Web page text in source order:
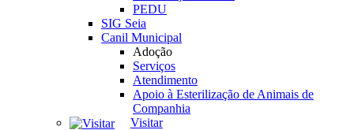
PEDU
SIG Seia
Canil Municipal
Adoção
Serviços
Atendimento
Apoio à Esterilização de Animais de
Companhia
Visitar